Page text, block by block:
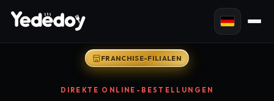
FRANCHISE-FILIALEN
DIREKTE ONLINE -BESTELLUNGEN